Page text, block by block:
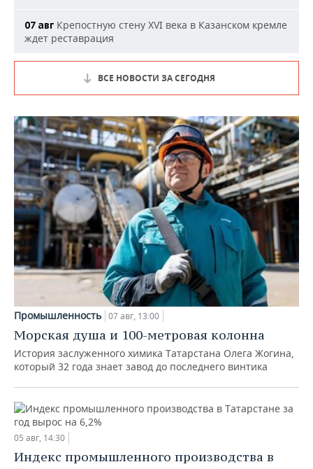
07 авг Крепостную стену XVI века в Казанском кремле
ждет реставрация
ВСЕ НОВОСТИ ЗА СЕГОДНЯ
Промышленность 07 авг, 13:00
Морская душа и 100-метровая колонна
История заслуженного химика Татарстана Олега Жогина,
который 32 года знает завод до последнего винтика
05 авг, 14:30
Индекс промышленного производства в